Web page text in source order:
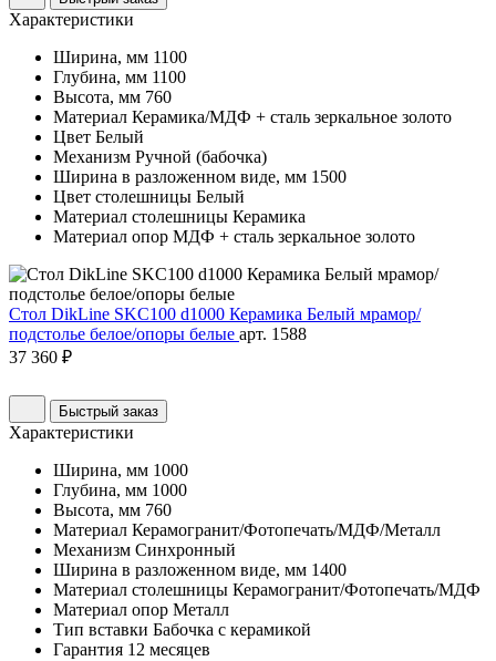
Характеристики
Ширина, мм 1100
Глубина, мм 1100
Высота, мм 760
Материал Керамика/МДФ + сталь зеркальное золото
Цвет Белый
Механизм Ручной (бабочка)
Ширина в разложенном виде, мм 1500
Цвет столешницы Белый
Материал столешницы Керамика
Материал опор МДФ + сталь зеркальное золото
Стол DikLine SKC100 d1000 Керамика Белый мрамор/
подстолье белое/опоры белые арт. 1588
37 360 ₽
Быстрый заказ
Характеристики
Ширина, мм 1000
Глубина, мм 1000
Высота, мм 760
Материал Керамогранит/Фотопечать/МДФ/Металл
Механизм Синхронный
Ширина в разложенном виде, мм 1400
Материал столешницы Керамогранит/Фотопечать/МДФ
Материал опор Металл
Тип вставки Бабочка с керамикой
Гарантия 12 месяцев